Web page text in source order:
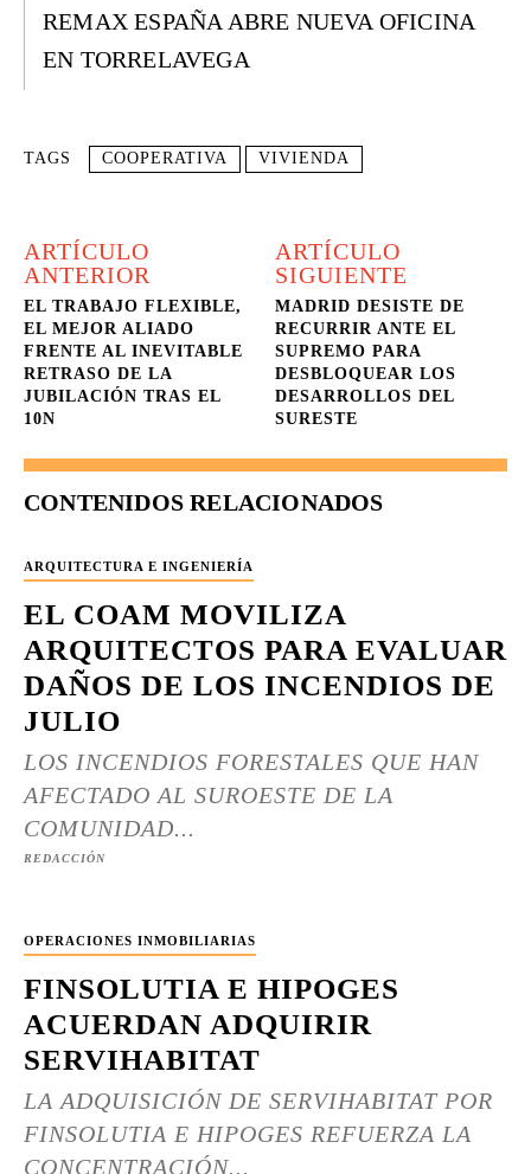
REMAX ESPAÑA ABRE NUEVA OFICINA
EN TORRELAVEGA
TAGS COOPERATIVA VIVIENDA
ARTÍCULO
ANTERIOR
EL TRABAJO FLEXIBLE,
EL MEJOR ALIADO
FRENTE AL INEVITABLE
RETRASO DE LA
JUBILACIÓN TRAS EL
10N
ARTÍCULO
SIGUIENTE
MADRID DESISTE DE
RECURRIR ANTE EL
SUPREMO PARA
DESBLOQUEAR LOS
DESARROLLOS DEL
SURESTE
CONTENIDOS RELACIONADOS
ARQUITECTURA E INGENIERÍA
EL COAM MOVILIZA
ARQUITECTOS PARA EVALUAR
DAÑOS DE LOS INCENDIOS DE
JULIO
LOS INCENDIOS FORESTALES QUE HAN
AFECTADO AL SUROESTE DE LA
COMUNIDAD...
REDACCIÓN
OPERACIONES INMOBILIARIAS
FINSOLUTIA E HIPOGES
ACUERDAN ADQUIRIR
SERVIHABITAT
LA ADQUISICIÓN DE SERVIHABITAT POR
FINSOLUTIA E HIPOGES REFUERZA LA
CONCENTRACIÓN...